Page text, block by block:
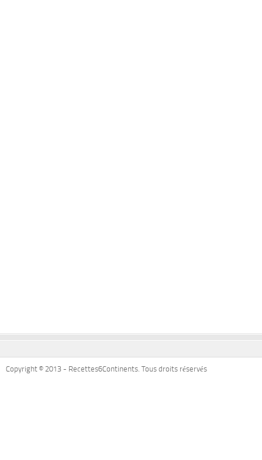
Copyright © 2013 - Recettes6Continents. Tous droits réservés